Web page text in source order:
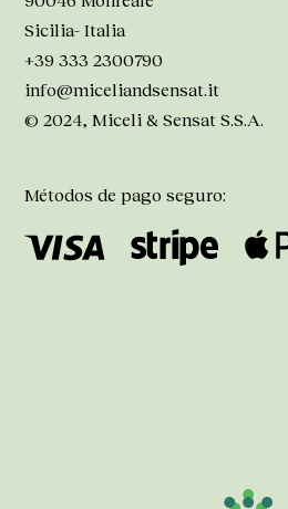
Sicilia- Italia
+39 333 2300790
info@miceliandsensat.it
© 2024, Miceli & Sensat S.S.A.
Métodos de pago seguro: